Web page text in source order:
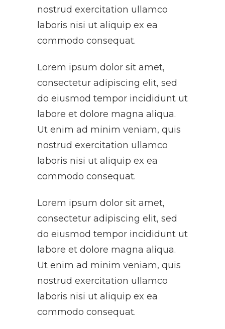
nostrud exercitation ullamco
laboris nisi ut aliquip ex ea
commodo consequat.
Lorem ipsum dolor sit amet,
consectetur adipiscing elit, sed
do eiusmod tempor incididunt ut
labore et dolore magna aliqua.
Ut enim ad minim veniam, quis
nostrud exercitation ullamco
laboris nisi ut aliquip ex ea
commodo consequat.
Lorem ipsum dolor sit amet,
consectetur adipiscing elit, sed
do eiusmod tempor incididunt ut
labore et dolore magna aliqua.
Ut enim ad minim veniam, quis
nostrud exercitation ullamco
laboris nisi ut aliquip ex ea
commodo consequat.